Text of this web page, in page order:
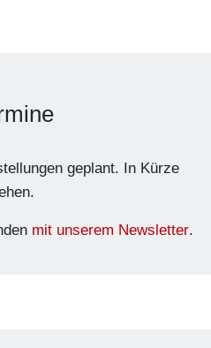
geplant. In Kürze
mit unserem Newsletter.